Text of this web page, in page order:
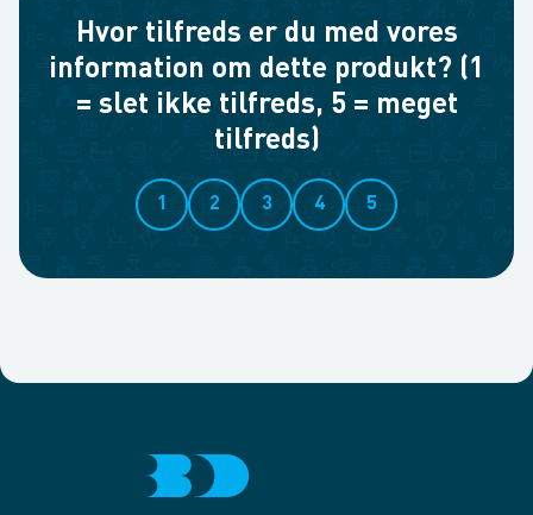
Hvor tilfreds er du med vores
information om dette produkt? (1
= slet ikke tilfreds, 5 = meget
tilfreds)
1 2 3 4 5